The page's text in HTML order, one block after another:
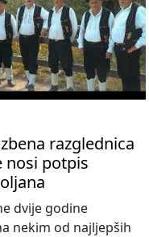
razglednica
nosi potpis
dvije godine
nekim od najljepših